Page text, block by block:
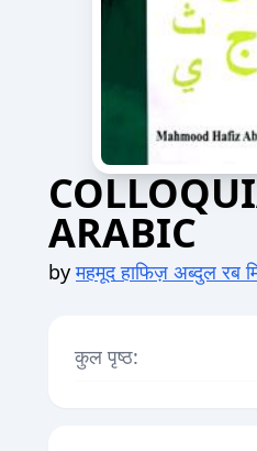
ARABIC
byमहमूद हाफिज़ अब्दुल रब
कुल पृष्ठ: